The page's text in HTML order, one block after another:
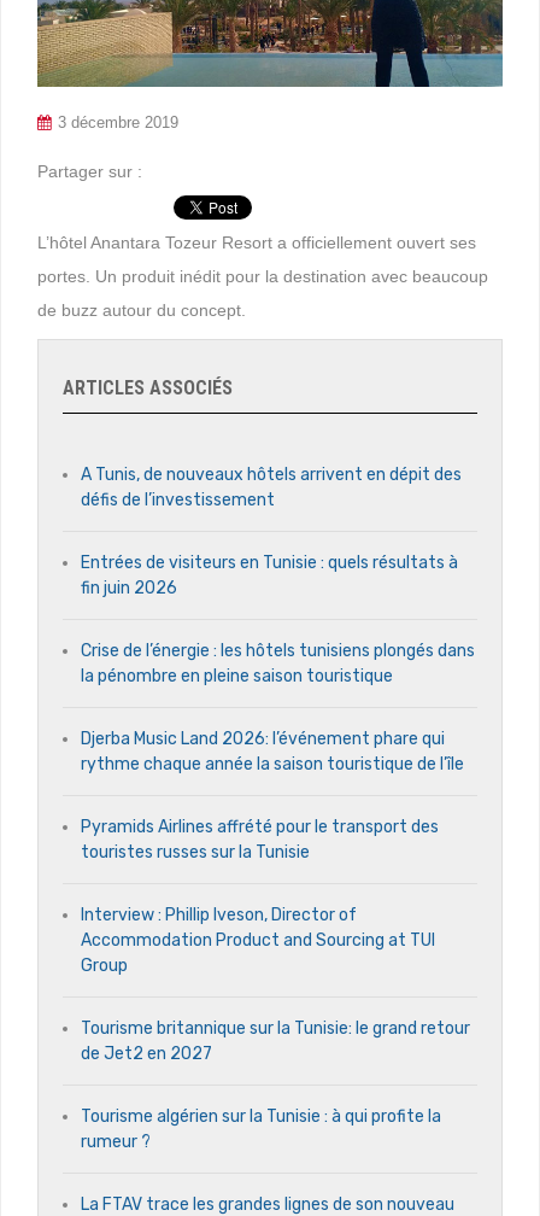
3 décembre 2019
Partager sur :
L’hôtel Anantara Tozeur Resort a officiellement ouvert ses
portes. Un produit inédit pour la destination avec beaucoup
de buzz autour du concept.
ARTICLES ASSOCIÉS
A Tunis, de nouveaux hôtels arrivent en dépit des
défis de l’investissement
Entrées de visiteurs en Tunisie : quels résultats à
fin juin 2026
Crise de l’énergie : les hôtels tunisiens plongés dans
la pénombre en pleine saison touristique
Djerba Music Land 2026: l’événement phare qui
rythme chaque année la saison touristique de l’île
Pyramids Airlines affrété pour le transport des
touristes russes sur la Tunisie
Interview : Phillip Iveson, Director of
Accommodation Product and Sourcing at TUI
Group
Tourisme britannique sur la Tunisie: le grand retour
de Jet2 en 2027
Tourisme algérien sur la Tunisie : à qui profite la
rumeur ?
La FTAV trace les grandes lignes de son nouveau